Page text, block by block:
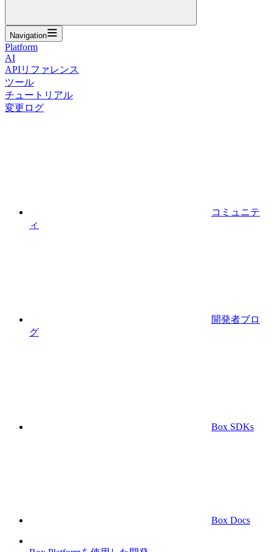
Navigation
Platform
AI
APIリファレンス
ツール
チュートリアル
変更ログ
コミュニテ
ィ
開発者ブロ
グ
Box SDKs
Box Docs